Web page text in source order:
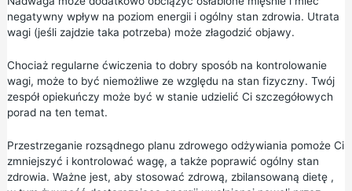
negatywny wpływ na poziom energii i ogólny stan zdrowia. Utrata
wagi (jeśli zajdzie taka potrzeba) może złagodzić objawy.
Chociaż regularne ćwiczenia to dobry sposób na kontrolowanie
wagi, może to być niemożliwe ze względu na stan fizyczny. Twój
zespół opiekuńczy może być w stanie udzielić Ci szczegółowych
porad na ten temat.
Przestrzeganie rozsądnego planu zdrowego odżywiania pomoże Ci
zmniejszyć i kontrolować wagę, a także poprawić ogólny stan
zdrowia. Ważne jest, aby stosować zdrową, zbilansowaną dietę,